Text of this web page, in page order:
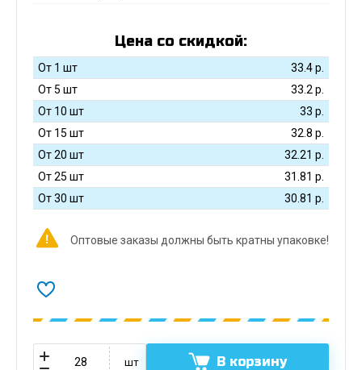
Цена со скидкой:
От 1 шт 33.4р.
От 5 шт
33.2 р.
От 10 шт
33 р.
От 15 шт
32.8 р.
От 20 шт
32.21 р.
От 25 шт
31.81 р.
От 30 шт
30.81 р.
Оптовые заказы должны быть кратны упаковке!
шт В корзину